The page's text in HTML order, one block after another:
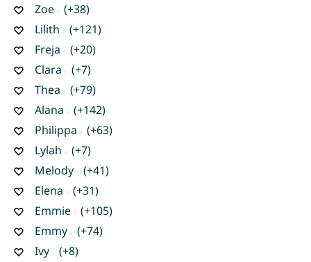
Zoe
(+38)
Lilith
(+121)
Freja
(+20)
Clara
(+7)
Thea
(+79)
Alana
(+142)
Philippa
(+63)
Lylah
(+7)
Melody
(+41)
Elena
(+31)
Emmie
(+105)
Emmy
(+74)
Ivy
(+8)